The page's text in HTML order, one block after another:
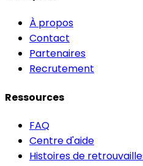
À propos
Contact
Partenaires
Recrutement
Ressources
FAQ
Centre d'aide
Histoires de